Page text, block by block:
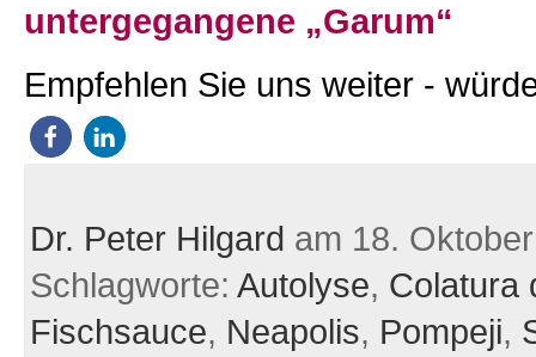
untergegangene „Garum“
Empfehlen Sie uns weiter -
Dr. Peter Hilgard am 18.
Schlagworte: Autolyse, Colatura
Fischsauce, Neapolis, Pompeji,